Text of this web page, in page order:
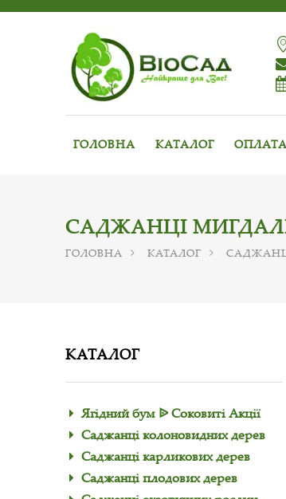
ГОЛОВНА КАТАЛОГ
САДЖАНЦІ
ГОЛОВНА КАТАЛОГ
КАТАЛОГ
Ягідний бум ᐉ Соковиті Акції
Саджанці колоновидних дерев
Саджанці карликових дерев
Саджанці плодових дерев